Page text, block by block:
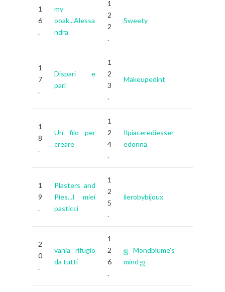
1
6
.
my
ooak...Alessa
ndra
1
2
2
.
Sweety
1
7
.
Dispari e
pari
1
2
3
.
Makeupedint
1
8
.
Un filo per
creare
1
2
4
.
Ilpiacerediesser
edonna
1
9
.
Plasters and
Pies...I miei
pasticci
1
2
5
.
ilerobybijoux
2
0
.
vania rifugio
da tutti
1
2
6
.
ஜ Mondblume's
mind ஜ